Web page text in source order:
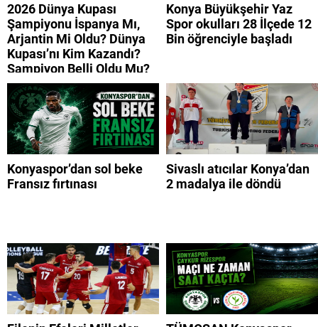
2026 Dünya Kupası
Şampiyonu İspanya Mı,
Arjantin Mi Oldu? Dünya
Kupası’nı Kim Kazandı?
Şampiyon Belli Oldu Mu?
Konya Büyükşehir Yaz
Spor okulları 28 İlçede 12
Bin öğrenciyle başladı
Konyaspor’dan sol beke
Fransız fırtınası
Sivaslı atıcılar Konya’dan
2 madalya ile döndü